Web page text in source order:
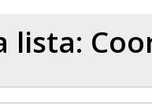
lista: